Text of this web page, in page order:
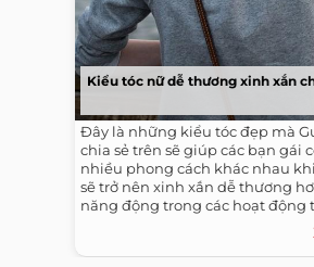
Kiểu tóc nữ dễ thương xinh xắn
Đây là những kiểu tóc đẹp mà
chia sẻ trên sẽ giúp các bạn gái
nhiều phong cách khác nhau
sẽ trở nên xinh xắn dễ thương
năng động trong các hoạt động